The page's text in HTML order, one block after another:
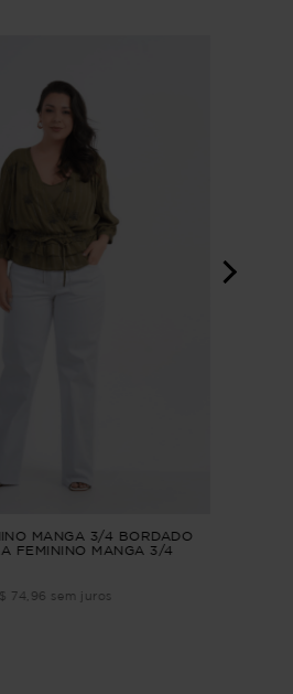
MANGA 3/4 BORDADO
FEMININO MANGA 3/4
P
74,96 sem juros